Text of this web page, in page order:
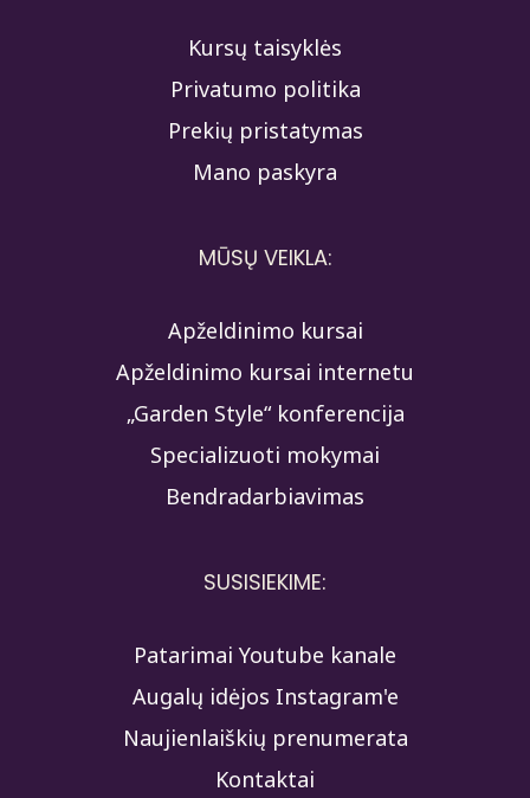
Kursų taisyklės
Privatumo politika
Prekių pristatymas
Mano paskyra
MŪSŲ VEIKLA:
Apželdinimo kursai
Apželdinimo kursai internetu
„Garden Style“ konferencija
Specializuoti mokymai
Bendradarbiavimas
SUSISIEKIME:
Patarimai Youtube kanale
Augalų idėjos Instagram'e
Naujienlaiškių prenumerata
Kontaktai